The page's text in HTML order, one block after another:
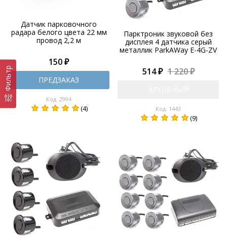
Датчик парковочного
радара белого цвета 22 мм
провод 2,2 м
150 ₽
ПРЕДЗАКАЗ
Код: 2994
(4)
Парктроник звуковой без
дисплея 4 датчика серый
металлик ParkAWay E-4G-ZV
514 ₽ 1 220 ₽
Код: 1443
(9)
Фильтр